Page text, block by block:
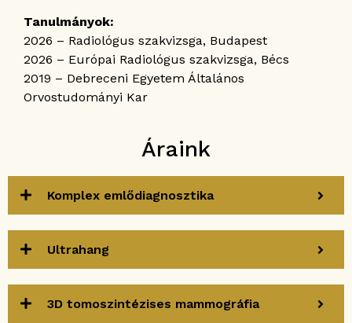
Tanulmányok:
2026 – Radiológus szakvizsga, Budapest
2026 – Európai Radiológus szakvizsga, Bécs
2019 – Debreceni Egyetem Általános
Orvostudományi Kar
Áraink
Komplex emlődiagnosztika
Ultrahang
3D tomoszintézises mammográfia